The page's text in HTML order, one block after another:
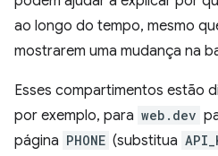
ao longo do tempo, mesmo
mostrarem uma mudança na
Esses compartimentos estão
por exemplo, para web.dev
página PHONE (substitua